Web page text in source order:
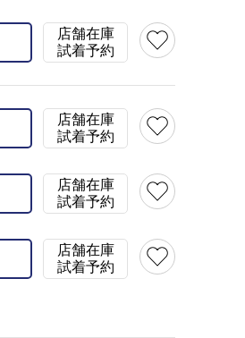
店舗在庫
試着予約
店舗在庫
試着予約
店舗在庫
試着予約
店舗在庫
試着予約